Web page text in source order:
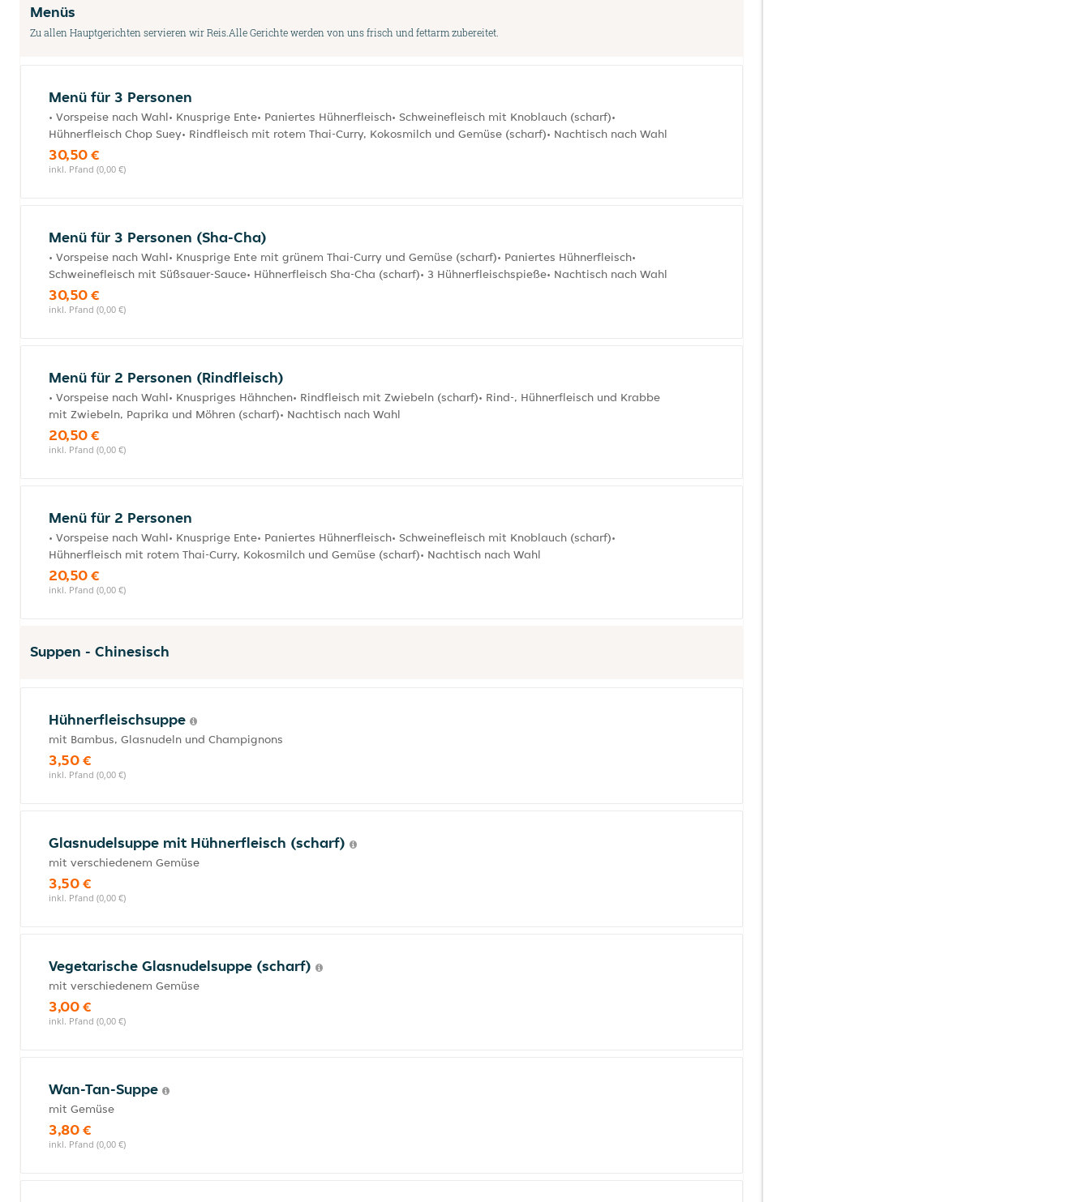
Menüs
Zu allen Hauptgerichten servieren wir Reis.Alle Gerichte werden von uns frisch und fettarm zubereitet.
Menü für 3 Personen
• Vorspeise nach Wahl• Knusprige Ente• Paniertes Hühnerfleisch• Schweinefleisch mit Knoblauch (scharf)•
Hühnerfleisch Chop Suey• Rindfleisch mit rotem Thai-Curry, Kokosmilch und Gemüse (scharf)• Nachtisch nach Wahl
30,50 €
inkl. Pfand (0,00 €)
Menü für 3 Personen (Sha-Cha)
• Vorspeise nach Wahl• Knusprige Ente mit grünem Thai-Curry und Gemüse (scharf)• Paniertes Hühnerfleisch•
Schweinefleisch mit Süßsauer-Sauce• Hühnerfleisch Sha-Cha (scharf)• 3 Hühnerfleischspieße• Nachtisch nach Wahl
30,50 €
inkl. Pfand (0,00 €)
Menü für 2 Personen (Rindfleisch)
• Vorspeise nach Wahl• Knuspriges Hähnchen• Rindfleisch mit Zwiebeln (scharf)• Rind-, Hühnerfleisch und Krabbe
mit Zwiebeln, Paprika und Möhren (scharf)• Nachtisch nach Wahl
20,50 €
inkl. Pfand (0,00 €)
Menü für 2 Personen
• Vorspeise nach Wahl• Knusprige Ente• Paniertes Hühnerfleisch• Schweinefleisch mit Knoblauch (scharf)•
Hühnerfleisch mit rotem Thai-Curry, Kokosmilch und Gemüse (scharf)• Nachtisch nach Wahl
20,50 €
inkl. Pfand (0,00 €)
Suppen - Chinesisch
Hühnerfleischsuppe
mit Bambus, Glasnudeln und Champignons
3,50 €
inkl. Pfand (0,00 €)
Glasnudelsuppe mit Hühnerfleisch (scharf)
mit verschiedenem Gemüse
3,50 €
inkl. Pfand (0,00 €)
Vegetarische Glasnudelsuppe (scharf)
mit verschiedenem Gemüse
3,00 €
inkl. Pfand (0,00 €)
Wan-Tan-Suppe
mit Gemüse
3,80 €
inkl. Pfand (0,00 €)